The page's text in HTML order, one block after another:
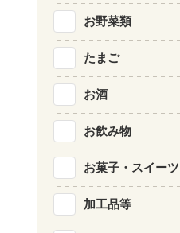
お野菜類
たまご
お酒
お飲み物
お菓子・スイーツ
加工品等